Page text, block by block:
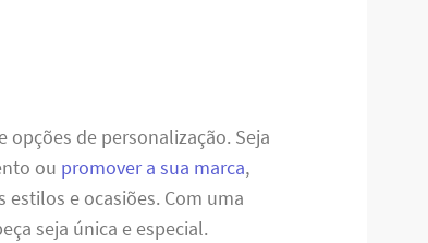
opções de personalização. Seja
ou promover a sua marca,
estilos e ocasiões. Com uma
seja única e especial.